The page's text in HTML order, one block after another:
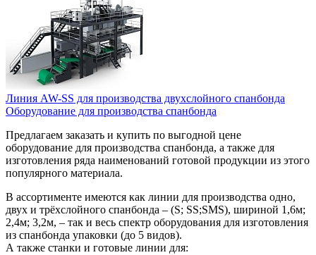
Линия AW-SS для производства двухслойного спанбонда
Оборудование для производства спанбонда
Предлагаем заказать и купить по выгодной цене
оборудование для производства спанбонда, а также для
изготовления ряда наименований готовой продукции из этого
популярного материала.
В ассортименте имеются как линии для производства одно,
двух и трёхслойного спанбонда – (S; SS;SMS), шириной 1,6м;
2,4м; 3,2м, – так и весь спектр оборудования для изготовления
из спанбонда упаковки (до 5 видов).
А также станки и готовые линии для: